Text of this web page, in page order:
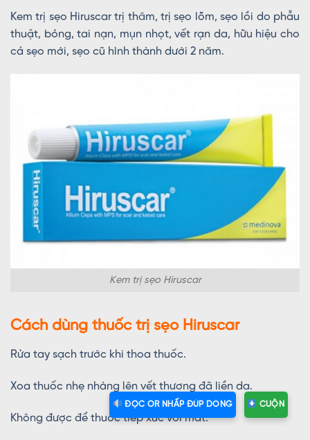
Kem trị sẹo Hiruscar trị thâm, trị sẹo lõm, sẹo lồi do phẫu
thuật, bỏng, tai nạn, mụn nhọt, vết rạn da, hữu hiệu cho
cả sẹo mới, sẹo cũ hình thành dưới 2 năm.
Kem trị sẹo Hiruscar
Cách dùng thuốc trị sẹo Hiruscar
Rửa tay sạch trước khi thoa thuốc.
Xoa thuốc nhẹ nhàng lên vết thương đã liền da.
Không được để thuốc tiếp xúc với mắt.
ĐỌC OR NHẤP ĐÚP DÒNG CUỘN